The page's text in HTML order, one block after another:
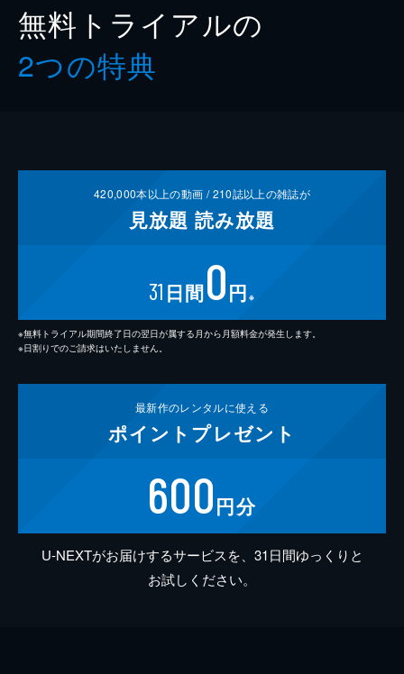
無料トライアルの
2つの特典
420,000本以上の動画 /210誌以上の雑誌が
見放題 読み放題
31 日間0円 ※
※無料トライアル期間終了日の翌日が属する月から月額料金が発生します。
※日割りでのご請求はいたしません。
最新作のレンタルに使える
ポイント プレゼント
600円分
U-NEXTがお届けするサービスを、31日間ゆっくりと
お試しください。